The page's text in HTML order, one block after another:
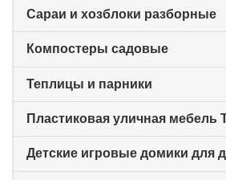
Сараи и хозблоки разборные
Компостеры садовые
Теплицы и парники
Детские игровые домики для